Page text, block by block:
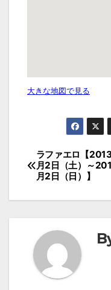
大きな地図で見る
投
稿
ー
シ
ラファエロ【
月2日（土）～
月2日（日）】